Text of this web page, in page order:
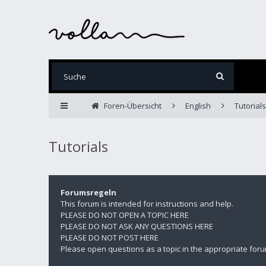
Foren-Übersicht English Tutorials
Tutorials
Forumsregeln
This forum is intended for instructions and help.
PLEASE DO NOT OPEN A TOPIC HERE
PLEASE DO NOT ASK ANY QUESTIONS HERE
PLEASE DO NOT POST HERE
Please open questions as a topic in the appropriate